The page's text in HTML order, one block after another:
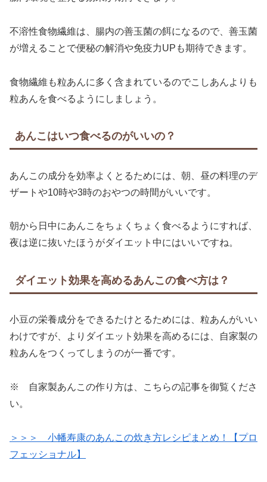
不溶性食物繊維は、腸内の善玉菌の餌になるので、善玉菌
が増えることで便秘の解消や免疫力UPも期待できます。
食物繊維も粒あんに多く含まれているのでこしあんよりも
粒あんを食べるようにしましょう。
あんこはいつ食べるのがいいの？
あんこの成分を効率よくとるためには、朝、昼の料理のデ
ザートや10時や3時のおやつの時間がいいです。
朝から日中にあんこをちょくちょく食べるようにすれば、
夜は逆に抜いたほうがダイエット中にはいいですね。
ダイエット効果を高めるあんこの食べ方は？
小豆の栄養成分をできるたけとるためには、粒あんがいい
わけですが、よりダイエット効果を高めるには、自家製の
粒あんをつくってしまうのが一番です。
※ 自家製あんこの作り方は、こちらの記事を御覧くださ
い。
＞＞＞ 小幡寿康のあんこの炊き方レシピまとめ！【プロ
フェッショナル】